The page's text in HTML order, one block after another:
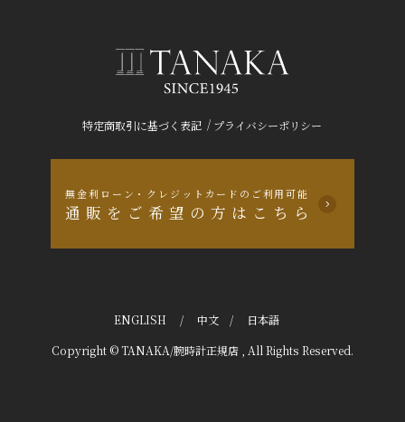
特定商取引に基づく表記 / プライバシーポリシー
無金利ローン・クレジットカードのご利用可能
通販をご希望の方はこちら
ENGLISH / 中文 / 日本語
Copyright © TANAKA/腕時計正規店 , All Rights Reserved.